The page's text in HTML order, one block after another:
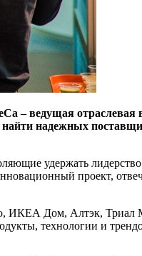
– ведущая отраслевая
надежных
удержать
проект,
ИКЕА Дом, Алтэк,
технологии и